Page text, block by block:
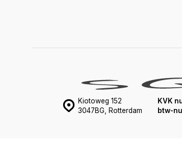
Kiotoweg 152
3047BG, Rotterdam
KVK
btw-